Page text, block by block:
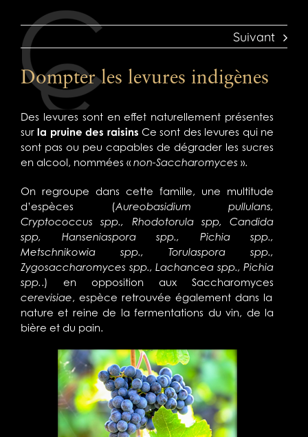
Suivant
Dompter les levures indigènes
Des levures sont en effet naturellement présentes
surla pruine des raisins Ce sont des levures qui ne
sont pas ou peu capables de dégrader les sucres
en alcool, nommées « non-Saccharomyces ».
On regroupe dans cette famille, une multitude
d’espèces (Aureobasidium pullulans,
Cryptococcus spp., Rhodotorula spp, Candida
spp, Hanseniaspora spp., Pichia spp.,
Metschnikowia spp., Torulaspora spp.,
Zygosaccharomyces spp., Lachancea spp., Pichia
spp..) en opposition aux Saccharomyces
cerevisiae, espèce retrouvée également dans la
nature et reine de la fermentations du vin, de la
bière et du pain.